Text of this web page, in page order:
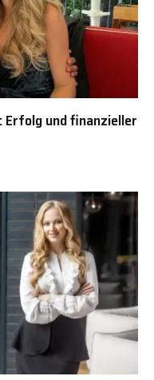
Erfolg und finanzieller